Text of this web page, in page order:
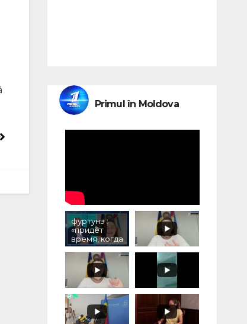
Primul în Moldova
фуртунэ :
«придёт
время, когда
людям,
принимавши
м эти
решения,
придётся
отвечать за
них
персональн
о»